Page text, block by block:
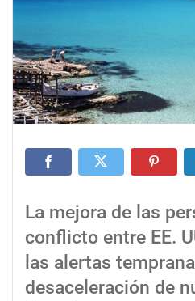
La mejora de las
conflicto entre EE.
las alertas
desaceleración de